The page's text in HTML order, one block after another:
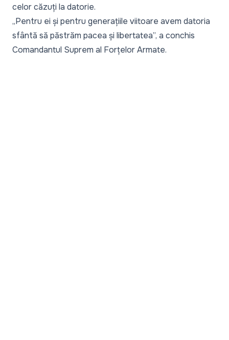
celor căzuți la datorie.
„Pentru ei și pentru generațiile viitoare avem datoria
sfântă să păstrăm pacea și libertatea”, a conchis
Comandantul Suprem al Forțelor Armate.